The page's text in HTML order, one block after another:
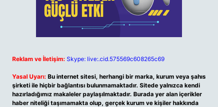
Reklam ve İletişim: Skype: live:.cid.575569c608265c69
Yasal Uyarı: Bu internet sitesi, herhangi bir marka, kurum veya şahıs
şirketi ile hiçbir bağlantısı bulunmamaktadır. Sitede yalnızca kendi
hazırladığımız makaleler paylaşılmaktadır. Burada yer alan içerikler
haber niteliği taşımamakta olup, gerçek kurum ve kişiler hakkında